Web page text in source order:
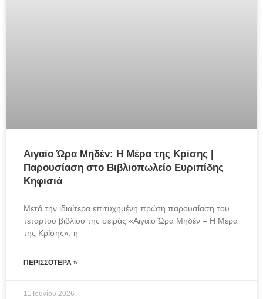
Αιγαίο Ώρα Μηδέν: Η Μέρα της Κρίσης |
Παρουσίαση στο Βιβλιοπωλείο Ευριπίδης
Κηφισιά
Μετά την ιδιαίτερα επιτυχημένη πρώτη παρουσίαση του
τέταρτου βιβλίου της σειράς «Αιγαίο Ώρα Μηδέν – Η Μέρα
της Κρίσης», η
ΠΕΡΙΣΣΌΤΕΡΑ »
11 Ιουνίου 2026